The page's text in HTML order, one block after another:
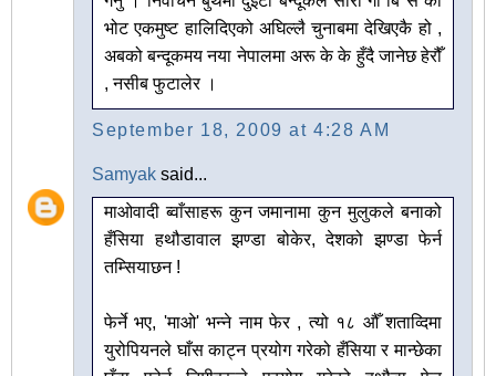
भोट एकमुष्ट हालिदिएको अघिल्लै चुनाबमा देखिएकै हो ,
अबको बन्दूकमय नया नेपालमा अरू के के हुँदै जानेछ हेरौँ
, नसीब फुटालेर ।
September 18, 2009 at 4:28 AM
Samyak said...
माओवादी ब्वाँसाहरू कुन जमानामा कुन मुलुकले बनाको
हँसिया हथौडावाल झण्डा बोकेर, देशको झण्डा फेर्न
तम्सियाछन !
फेर्ने भए, 'माओ' भन्ने नाम फेर , त्यो १८ औँ शताव्दिमा
युरोपियनले घाँस काट्न प्रयोग गरेको हँसिया र मान्छेका